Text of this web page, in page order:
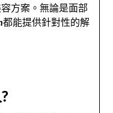
方案。無論是面部
都能提供針對性的解